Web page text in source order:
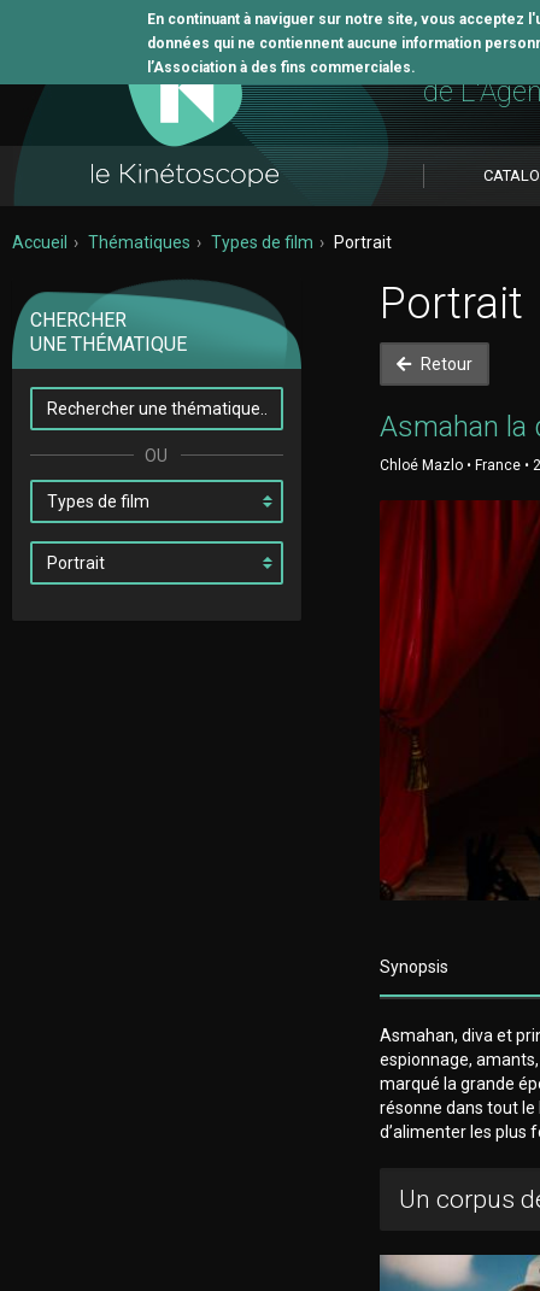
En continuant à naviguer sur notre site, vous
données qui ne contiennent aucune information
l’Association à des fins commerciales. L'outil
de
Accueil Thématiques Types de film Portrait
CHERCHER
UNE THÉMATIQUE
Portrait
Retour
Asmahan la
Chloé Mazlo • France •
Synopsis
Asmahan, diva et
espionnage,
marqué la grande
résonne dans tout
d’alimenter les plus
Un corpus